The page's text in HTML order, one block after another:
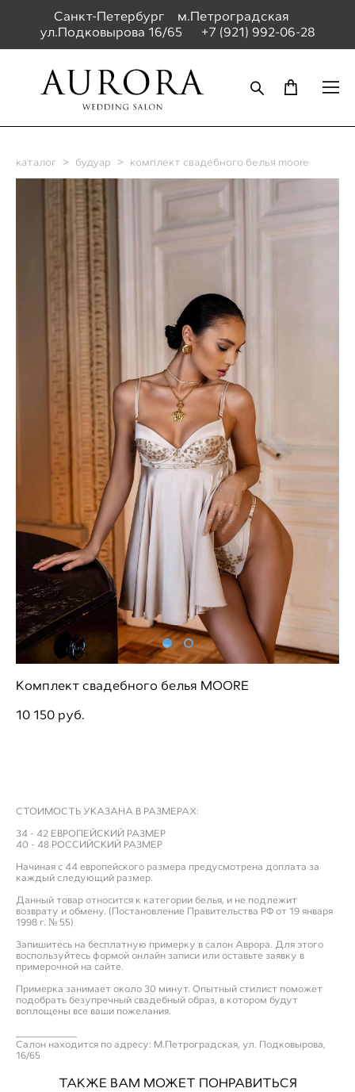
Санкт-Петербург м.Петроградская
ул.Подковырова 16/65 +7 (921) 992-06-28
каталог > будуар > комплект свадебного белья moore
Комплект свадебного белья MOORE
10 150 pуб.
СТОИМОСТЬ УКАЗАНА В РАЗМЕРАХ:
34 - 42 ЕВРОПЕЙСКИЙ РАЗМЕР
40 - 48 РОССИЙСКИЙ РАЗМЕР
Начиная с 44 европейского размера предусмотрена доплата за
каждый следующий размер.
Данный товар относится к категории белья, и не подлежит
возврату и обмену. (Постановление Правительства РФ от 19 января
1998 г. № 55)
Запишитесь на бесплатную примерку в салон Аврора. Для этого
воспользуйтесь формой онлайн записи или оставьте заявку в
примерочной на сайте.
Примерка занимает около 30 минут. Опытный стилист поможет
подобрать безупречный свадебный образ, в котором будут
воплощены все ваши пожелания.
Салон находится по адресу: М.Петроградская, ул. Подковырова,
16/65
ТАКЖЕ ВАМ МОЖЕТ ПОНРАВИТЬСЯ